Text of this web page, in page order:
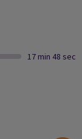
17 min 48 sec